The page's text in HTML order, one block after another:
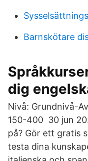
Barnskötare
dig
Nivå: Grundnivå-
150-400 30 jun
på? Gör ett gratis
testa dina